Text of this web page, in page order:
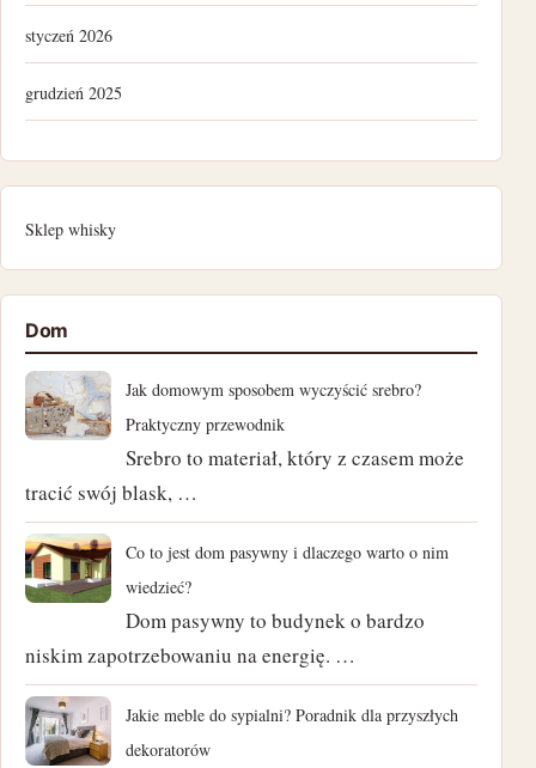
styczeń 2026
grudzień 2025
listopad 2024
październik 2024
wrzesień 2024
sierpień 2024
lipiec 2024
czerwiec 2024
maj 2024
kwiecień 2024
marzec 2024
Sklep whisky
Dom
Jak domowym sposobem wyczyścić srebro?
Praktyczny przewodnik
Srebro to materiał, który z czasem może
tracić swój blask, …
Co to jest dom pasywny i dlaczego warto o nim
wiedzieć?
Dom pasywny to budynek o bardzo
niskim zapotrzebowaniu na energię. …
Jakie meble do sypialni? Poradnik dla przyszłych
dekoratorów